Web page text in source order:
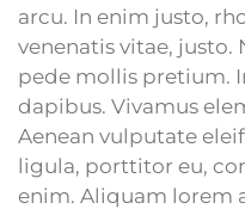
arcu. In enim justo,
venenatis vitae,
pede mollis pretium.
dapibus. Vivamus
Aenean vulputate
ligula, porttitor eu,
enim. Aliquam lorem